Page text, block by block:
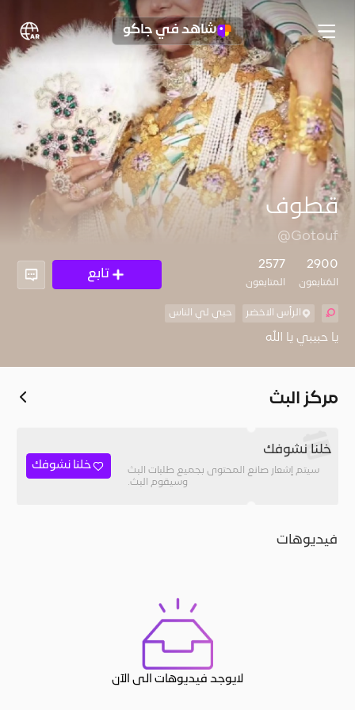
شاهد في جاكو
قطوف
@Gotouf
2900
المُتابعون
2577
المتابعون
تابع
الرأس الاخضر حبي لي الناس
يا حبيبي يا الله
مركز البث
خلنا نشوفك
سيتم إشعار صانع المحتوى بجميع طلبات البث
وسيقوم البث.
خلنا نشوفك
فيديوهات
لايوجد فيديوهات الى الآن